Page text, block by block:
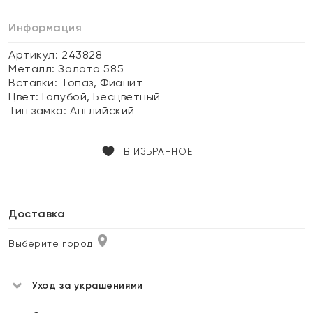
Информация
Артикул: 243828
Металл:Золото 585
Вставки: Топаз, Фианит
Цвет:Голубой, Бесцветный
Тип замка:Английский
В ИЗБРАННОЕ
Доставка
Выберите город
Уход за украшениями